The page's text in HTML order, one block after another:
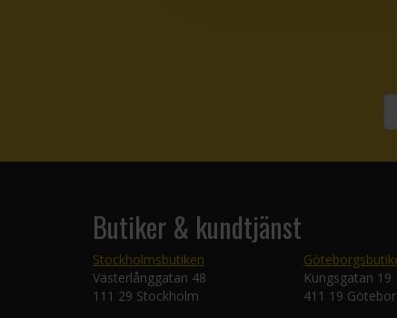
Butiker & kundtjänst
Stockholmsbutiken
Västerlånggatan 48
111 29 Stockholm
Kungsgatan 19
411 19